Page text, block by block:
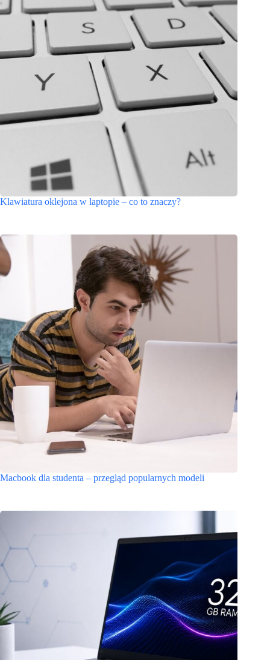
Klawiatura oklejona w laptopie – co to znaczy?
Macbook dla studenta – przegląd popularnych modeli